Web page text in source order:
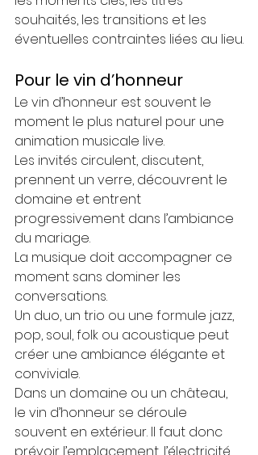
souhaités, les transitions et les
éventuelles contraintes liées au lieu.
Pour le vin d’honneur
Le vin d’honneur est souvent le
moment le plus naturel pour une
animation musicale live.
Les invités circulent, discutent,
prennent un verre, découvrent le
domaine et entrent
progressivement dans l’ambiance
du mariage.
La musique doit accompagner ce
moment sans dominer les
conversations.
Un duo, un trio ou une formule jazz,
pop, soul, folk ou acoustique peut
créer une ambiance élégante et
conviviale.
Dans un domaine ou un château,
le vin d’honneur se déroule
souvent en extérieur. Il faut donc